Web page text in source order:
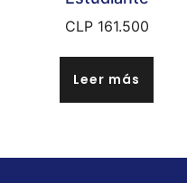
CLP 161.500
Leer más